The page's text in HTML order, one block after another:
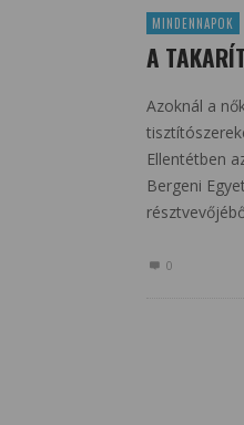
MINDENNAPOK
A
Azoknál a
Ellentétben
Bergeni
0